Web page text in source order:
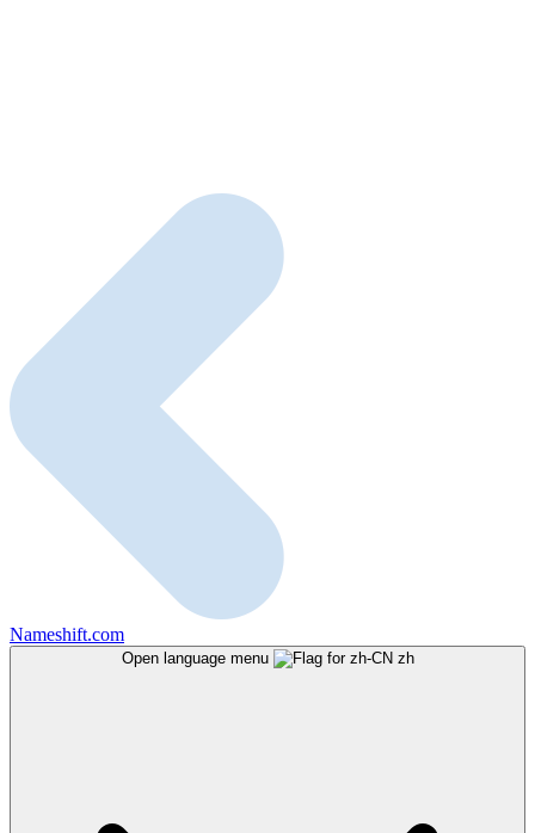
Nameshift.com
Open language menu zh